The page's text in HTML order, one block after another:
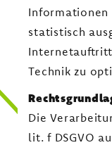
Informationen
statistisch
Technik zu
Die
lit. f DSGVO